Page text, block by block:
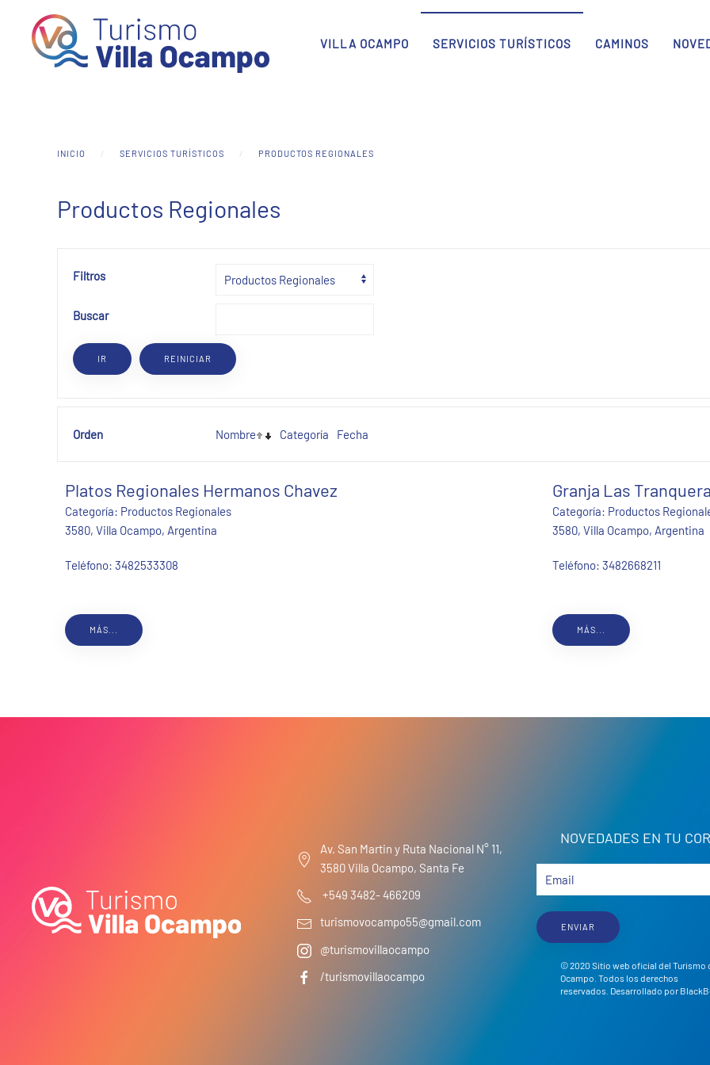
Skip to main content VILLA OCAMPO SERVICIOS TURÍSTICOS CAMINOS
INICIO SERVICIOS TURÍSTICOS PRODUCTOS REGIONALES
Productos Regionales
Filtros
Buscar
Orden Nombre Categoría Fecha
Platos Regionales Hermanos Chavez
Categoría: Productos Regionales
3580, Villa Ocampo, Argentina
Teléfono: 3482533308
MÁS...
Granja Las
Categoría: Productos
3580, Villa Ocampo, Argentina
Teléfono: 3482668211
MÁS...
Av. San Martin y Ruta Nacional N° 11,
3580 Villa Ocampo, Santa Fe
+549 3482- 466209
turismovocampo55@gmail.com
@turismovillaocampo
/turismovillaocampo
NOVEDADES EN TU
ENVIAR
© 2020 Sitio web oficial del Turismo
Ocampo. Todos los derechos
reservados. Desarrollado por